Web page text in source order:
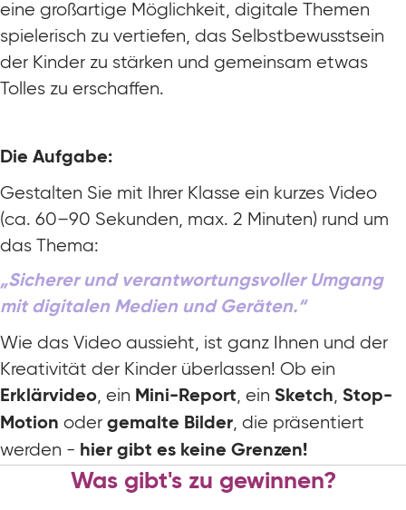
eine großartige Möglichkeit, digitale Themen
spielerisch zu vertiefen, das Selbstbewusstsein
der Kinder zu stärken und gemeinsam etwas
Tolles zu erschaffen.
Die Aufgabe:
Gestalten Sie mit Ihrer Klasse ein kurzes Video
(ca. 60–90 Sekunden, max. 2 Minuten) rund um
das Thema:
„Sicherer und verantwortungsvoller Umgang
mit digitalen Medien und Geräten.“
Wie das Video aussieht, ist ganz Ihnen und der
Kreativität der Kinder überlassen! Ob ein
Erklärvideo, ein Mini-Report, ein Sketch, Stop-
Motion oder gemalte Bilder, die präsentiert
werden - hier gibt es keine Grenzen!
Was gibt's zu gewinnen?